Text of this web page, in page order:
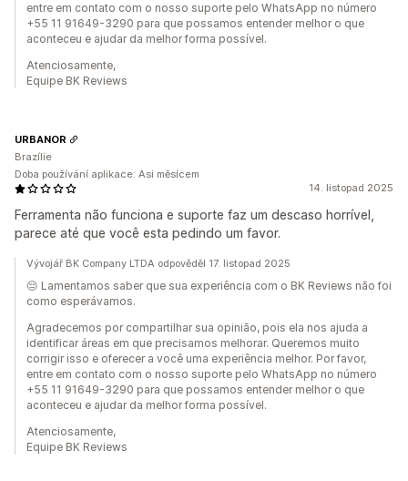
entre em contato com o nosso suporte pelo WhatsApp no número
+55 11 91649-3290 para que possamos entender melhor o que
aconteceu e ajudar da melhor forma possível.
Atenciosamente,
Equipe BK Reviews
14. listopad 2025
Ferramenta não funciona e suporte faz um descaso horrível,
parece até que você esta pedindo um favor.
URBANOR
Brazílie
Doba používání aplikace: Asi měsícem
Vývojář BK Company LTDA odpověděl 17. listopad 2025
😔 Lamentamos saber que sua experiência com o BK Reviews não foi
como esperávamos.
Agradecemos por compartilhar sua opinião, pois ela nos ajuda a
identificar áreas em que precisamos melhorar. Queremos muito
corrigir isso e oferecer a você uma experiência melhor. Por favor,
entre em contato com o nosso suporte pelo WhatsApp no número
+55 11 91649-3290 para que possamos entender melhor o que
aconteceu e ajudar da melhor forma possível.
Atenciosamente,
Equipe BK Reviews